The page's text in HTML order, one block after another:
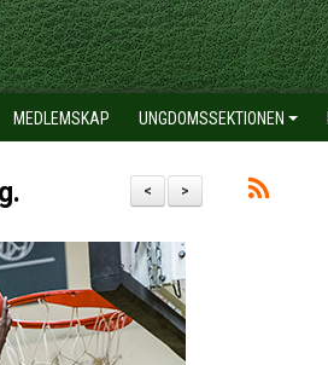
MEDLEMSKAP UNGDOMSSEKTIONEN
>
<